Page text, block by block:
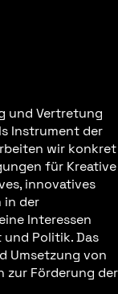
und Vertretung
Instrument der
wir konkret
für Kreative
innovatives
in der
Interessen
Politik. Das
Umsetzung von
zur Förderung der